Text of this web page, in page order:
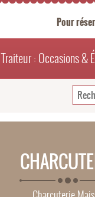
Pour
Traiteur : Occasions &